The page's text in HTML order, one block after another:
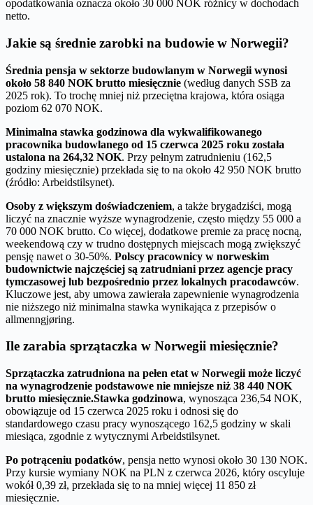
opodatkowania oznacza około 30 000 NOK różnicy w dochodach
netto.
Jakie są średnie zarobki na budowie w Norwegii?
Średnia pensja w sektorze budowlanym w Norwegii wynosi
około 58 840 NOK brutto miesięcznie (według danych SSB za
2025 rok). To trochę mniej niż przeciętna krajowa, która osiąga
poziom 62 070 NOK.
Minimalna stawka godzinowa dla wykwalifikowanego
pracownika budowlanego od 15 czerwca 2025 roku została
ustalona na 264,32 NOK. Przy pełnym zatrudnieniu (162,5
godziny miesięcznie) przekłada się to na około 42 950 NOK brutto
(źródło: Arbeidstilsynet).
Osoby z większym doświadczeniem, a także brygadziści, mogą
liczyć na znacznie wyższe wynagrodzenie, często między 55 000 a
70 000 NOK brutto. Co więcej, dodatkowe premie za pracę nocną,
weekendową czy w trudno dostępnych miejscach mogą zwiększyć
pensję nawet o 30-50%. Polscy pracownicy w norweskim
budownictwie najczęściej są zatrudniani przez agencje pracy
tymczasowej lub bezpośrednio przez lokalnych pracodawców.
Kluczowe jest, aby umowa zawierała zapewnienie wynagrodzenia
nie niższego niż minimalna stawka wynikająca z przepisów o
allmenngjøring.
Ile zarabia sprzątaczka w Norwegii miesięcznie?
Sprzątaczka zatrudniona na pełen etat w Norwegii może liczyć
na wynagrodzenie podstawowe nie mniejsze niż 38 440 NOK
brutto miesięcznie.Stawka godzinowa, wynosząca 236,54 NOK,
obowiązuje od 15 czerwca 2025 roku i odnosi się do
standardowego czasu pracy wynoszącego 162,5 godziny w skali
miesiąca, zgodnie z wytycznymi Arbeidstilsynet.
Po potrąceniu podatków, pensja netto wynosi około 30 130 NOK.
Przy kursie wymiany NOK na PLN z czerwca 2026, który oscyluje
wokół 0,39 zł, przekłada się to na mniej więcej 11 850 zł
miesięcznie.